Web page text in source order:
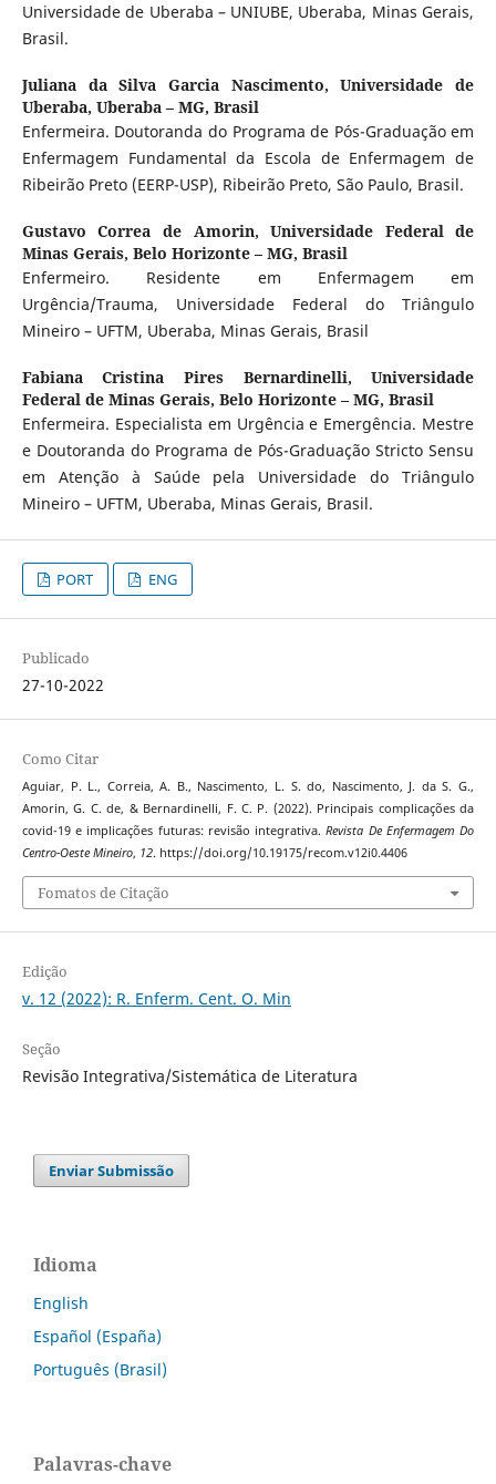
Universidade de Uberaba – UNIUBE, Uberaba, Minas Gerais,
Brasil.
Juliana da Silva Garcia Nascimento,Universidade de
Uberaba, Uberaba – MG, Brasil
Enfermeira. Doutoranda do Programa de Pós-Graduação em
Enfermagem Fundamental da Escola de Enfermagem de
Ribeirão Preto (EERP-USP), Ribeirão Preto, São Paulo, Brasil.
Gustavo Correa de Amorin,Universidade Federal de
Minas Gerais, Belo Horizonte – MG, Brasil
Enfermeiro. Residente em Enfermagem em
Urgência/Trauma, Universidade Federal do Triângulo
Mineiro – UFTM, Uberaba, Minas Gerais, Brasil
Fabiana Cristina Pires Bernardinelli,Universidade
Federal de Minas Gerais, Belo Horizonte – MG, Brasil
Enfermeira. Especialista em Urgência e Emergência. Mestre
e Doutoranda do Programa de Pós-Graduação Stricto Sensu
em Atenção à Saúde pela Universidade do Triângulo
Mineiro – UFTM, Uberaba, Minas Gerais, Brasil.
PORT ENG
Publicado
27-10-2022
Como Citar
Aguiar, P. L., Correia, A. B., Nascimento, L. S. do, Nascimento, J. da S. G.,
Amorin, G. C. de, & Bernardinelli, F. C. P. (2022). Principais complicações da
covid-19 e implicações futuras: revisão integrativa.Revista De Enfermagem Do
Centro-Oeste Mineiro, 12. https://doi.org/10.19175/recom.v12i0.4406
Fomatos de Citação
Edição
v. 12 (2022): R. Enferm. Cent. O. Min
Seção
Revisão Integrativa/Sistemática de Literatura
Enviar Submissão
Idioma
English
Español (España)
Português (Brasil)
Palavras-chave